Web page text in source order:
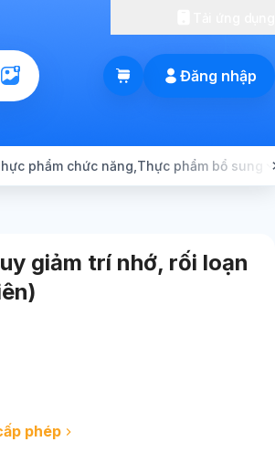
Đăng nhập
phẩm chức năng,Thực phẩm bổ sung
giảm trí nhớ, rối loạn
phép